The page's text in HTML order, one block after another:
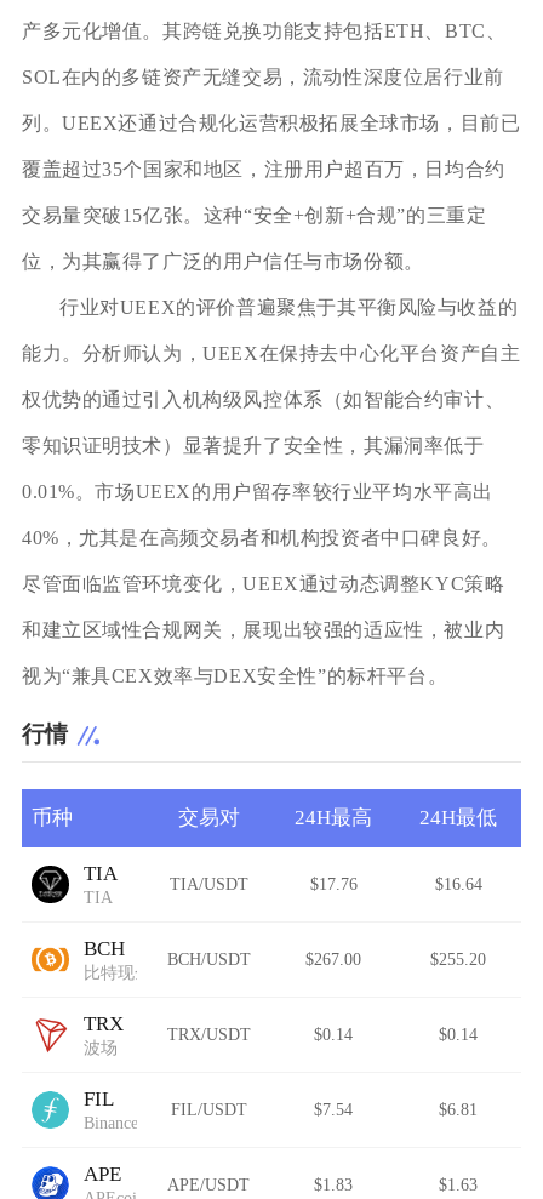
产多元化增值。其跨链兑换功能支持包括ETH、BTC、
SOL在内的多链资产无缝交易，流动性深度位居行业前
列。UEEX还通过合规化运营积极拓展全球市场，目前已
覆盖超过35个国家和地区，注册用户超百万，日均合约
交易量突破15亿张。这种“安全+创新+合规”的三重定
位，为其赢得了广泛的用户信任与市场份额。
行业对UEEX的评价普遍聚焦于其平衡风险与收益的
能力。分析师认为，UEEX在保持去中心化平台资产自主
权优势的通过引入机构级风控体系（如智能合约审计、
零知识证明技术）显著提升了安全性，其漏洞率低于
0.01%。市场UEEX的用户留存率较行业平均水平高出
40%，尤其是在高频交易者和机构投资者中口碑良好。
尽管面临监管环境变化，UEEX通过动态调整KYC策略
和建立区域性合规网关，展现出较强的适应性，被业内
视为“兼具CEX效率与DEX安全性”的标杆平台。
行情
币种 交易对 24H最高 24H最低
TIA
TIA
TIA/USDT $17.76 $16.64
BCH
比特现金
BCH/USDT $267.00 $255.20
TRX
波场
TRX/USDT $0.14 $0.14
FIL
Binance-Peg Filecoin
FIL/USDT $7.54 $6.81
APE APE/USDT $1.83 $1.63